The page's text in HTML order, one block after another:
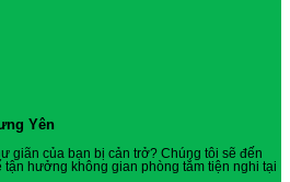
Yên
giãn của bạn bị cản trở? Chúng tôi sẽ đến
tận hưởng không gian phòng tắm tiện nghi tại